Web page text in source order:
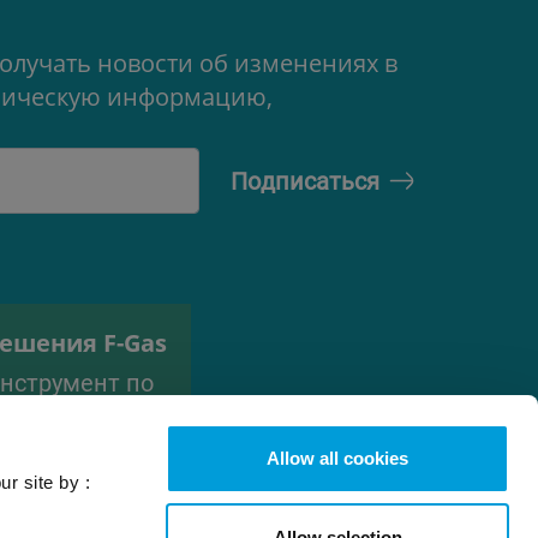
site by :
Allow all cookies
новости об изменениях в
информацию,
F-Gas
по